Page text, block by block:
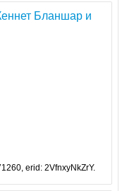
Бланшар и
erid: 2VfnxyNkZrY.